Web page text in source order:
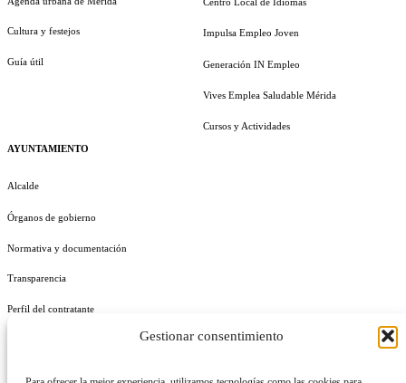
Gestionar consentimiento
Cultura y festejos
Guía útil
AYUNTAMIENTO
Alcalde
Órganos de gobierno
Normativa y documentación
Transparencia
Perfil del contratante
Impulsa Empleo Joven
Generación IN Empleo
Vives Emplea Saludable Mérida
Cursos y Actividades